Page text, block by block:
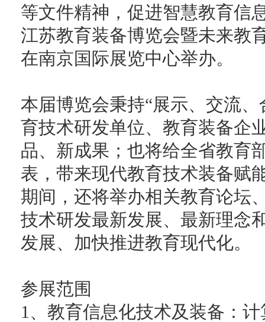
等文件精神，促进智慧教育信
江苏教育装备博览会暨未来教
在南京国际展览中心举办。
本届博览会秉持“展示、交流
育技术研发单位、教育装备企
品、新成果；也将给全省教育
表，带来现代教育技术装备赋
期间，还将举办相关教育论坛
技术研发最新发展、最新理念
发展、加快推进教育现代化。
参展范围
1、教育信息化技术及装备：